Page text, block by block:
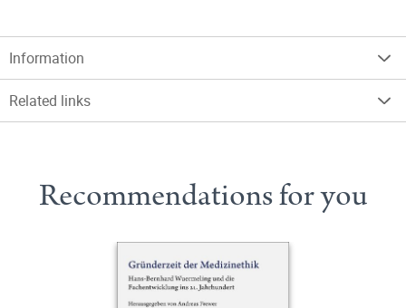
Information
Related links
Recommendations for you